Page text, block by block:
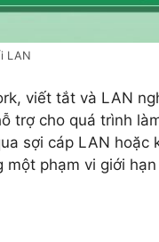
LAN
viết tắt và LAN
trợ cho quá trình
sợi cáp LAN hoặc
một phạm vi giới